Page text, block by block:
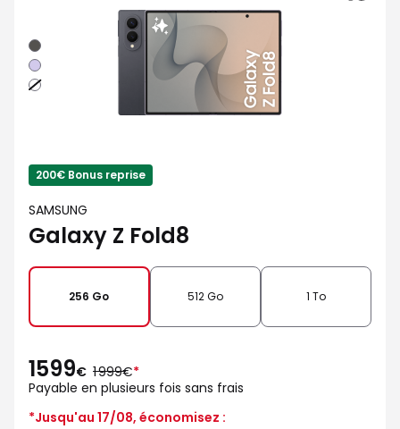
Graphite
Violet
Blanc
200€ Bonus reprise
SAMSUNG
Galaxy Z Fold8
256 Go 512 Go 1 To
1599€ au
lieu
de
1 999€*
Payable en plusieurs fois sans frais
*Jusqu'au 17/08, économisez :